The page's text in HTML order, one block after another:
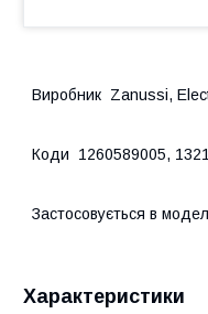
Виробник Zanussi,
Коди 1260589005,
Застосовується в
Характеристики